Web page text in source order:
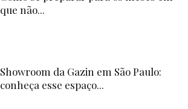
que não...
Showroom da Gazin em São Paulo:
conheça esse espaço...